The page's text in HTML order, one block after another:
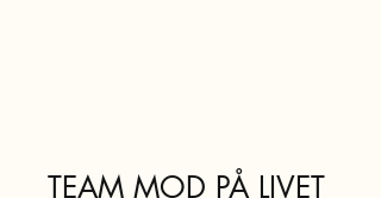
TEAM MOD PÅ LIVET